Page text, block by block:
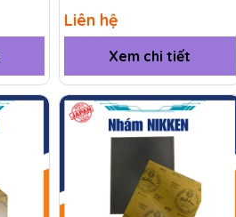
Liên hệ
Xem chi tiết